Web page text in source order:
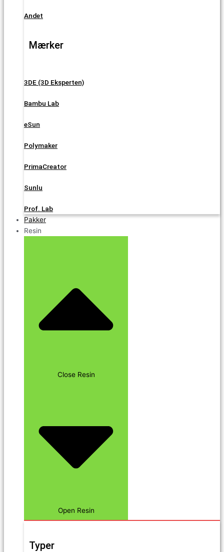
Andet
Mærker
3DE (3D Eksperten)
Bambu Lab
eSun
Polymaker
PrimaCreator
Sunlu
Prof. Lab
Pakker
Resin
Close Resin
Open Resin
Typer